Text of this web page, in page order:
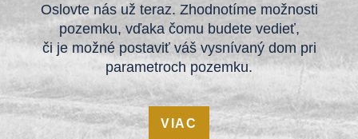
Oslovte nás už teraz. Zhodnotíme možnosti
pozemku, vďaka čomu budete vedieť,
či je možné postaviť váš vysnívaný dom pri
parametroch pozemku.
VIAC